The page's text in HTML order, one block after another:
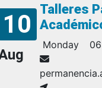
10
Talleres
Monday